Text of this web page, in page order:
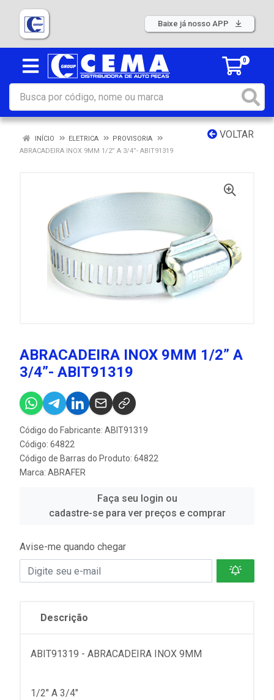
Baixe já nosso APP
0
VOLTAR
INÍCIO ELETRICA
PROVISORIA
ABRACADEIRA INOX 9MM 1/2” A 3/4”- ABIT91319
ABRACADEIRA INOX 9MM 1/2” A
3/4”- ABIT91319
Código do Fabricante: ABIT91319
Código: 64822
Código de Barras do Produto: 64822
Marca: ABRAFER
Faça seu login ou
cadastre-se para ver preços e comprar
Avise-me quando chegar
Descrição
ABIT91319 - ABRACADEIRA INOX 9MM
1/2" A 3/4"